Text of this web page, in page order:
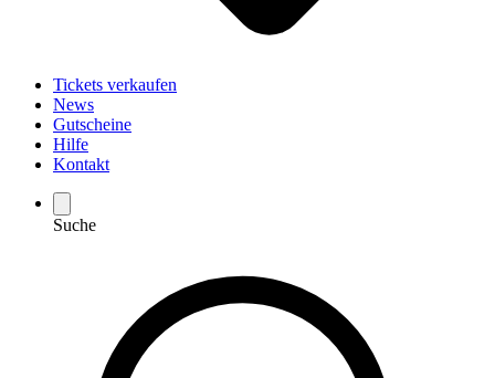
Tickets verkaufen
News
Gutscheine
Hilfe
Kontakt
Suche